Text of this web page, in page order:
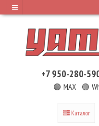
+7 950-280-
🟢 MAX 🟢
Каталог